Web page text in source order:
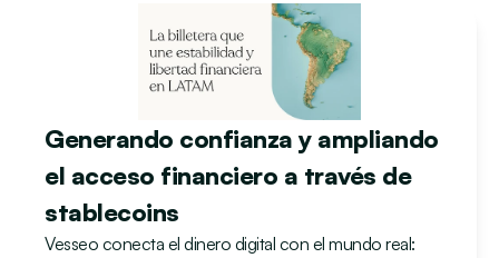
Generando confianza y ampliando
el acceso financiero a través de
stablecoins
Vesseo conecta el dinero digital con el mundo real: